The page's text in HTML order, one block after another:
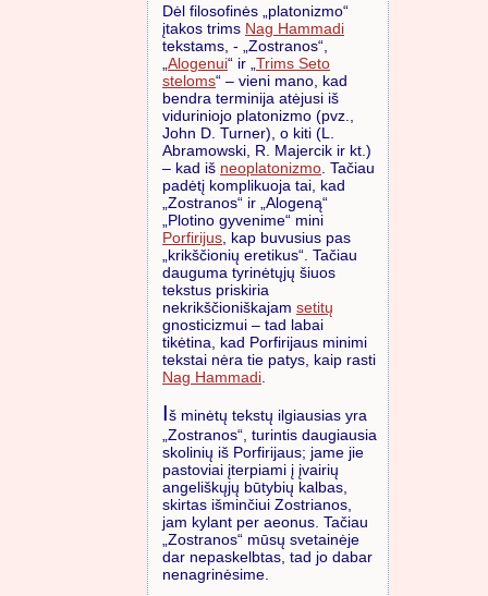
Dėl filosofinės „platonizmo“
įtakos trims Nag Hammadi
tekstams, - „Zostranos“,
Alogenui“ ir „ Trims Seto
steloms“ – vieni mano, kad
bendra terminija atėjusi iš
viduriniojo platonizmo (pvz.,
John D. Turner), o kiti (L.
Abramowski, R. Majercik ir kt.)
– kad iš neoplatonizmo . Tačiau
padėtį komplikuoja tai, kad
„Zostranos“ ir „Alogeną“
„Plotino gyvenime“ mini
Porfirijus , kap buvusius pas
„krikščionių eretikus“. Tačiau
dauguma tyrinėtųjų šiuos
tekstus priskiria
nekrikščioniškajam setitų
gnosticizmui – tad labai
tikėtina, kad Porfirijaus minimi
tekstai nėra tie patys, kaip rasti
Nag Hammadi
Iš minėtų tekstų ilgiausias yra
„Zostranos“, turintis daugiausia
skolinių iš Porfirijaus; jame jie
pastoviai įterpiami į įvairių
angeliškųjų būtybių kalbas,
skirtas išminčiui Zostrianos,
jam kylant per aeonus. Tačiau
„Zostranos“ mūsų svetainėje
dar nepaskelbtas, tad jo dabar
nenagrinėsime.